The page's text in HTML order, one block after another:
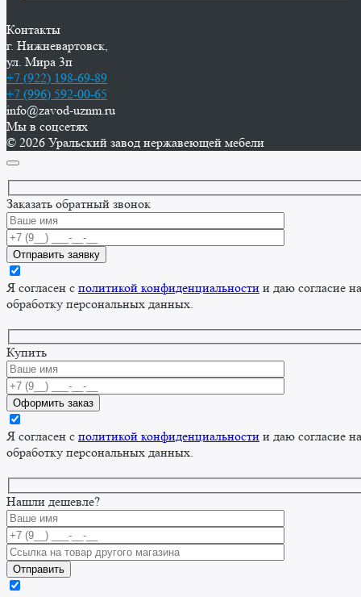
Контакты
г. Нижневартовск,
ул. Мира 3п
+7 (922) 198-69-89
+7 (996) 592-00-65
info@zavod-uznm.ru
Мы в соцсетях
© 2026 Уральский завод нержавеющей мебели
Заказать обратный звонок
Я согласен с политикой конфиденциальности и даю согласие на
обработку персональных данных.
Купить
Я согласен с политикой конфиденциальности и даю согласие на
обработку персональных данных.
Нашли дешевле?